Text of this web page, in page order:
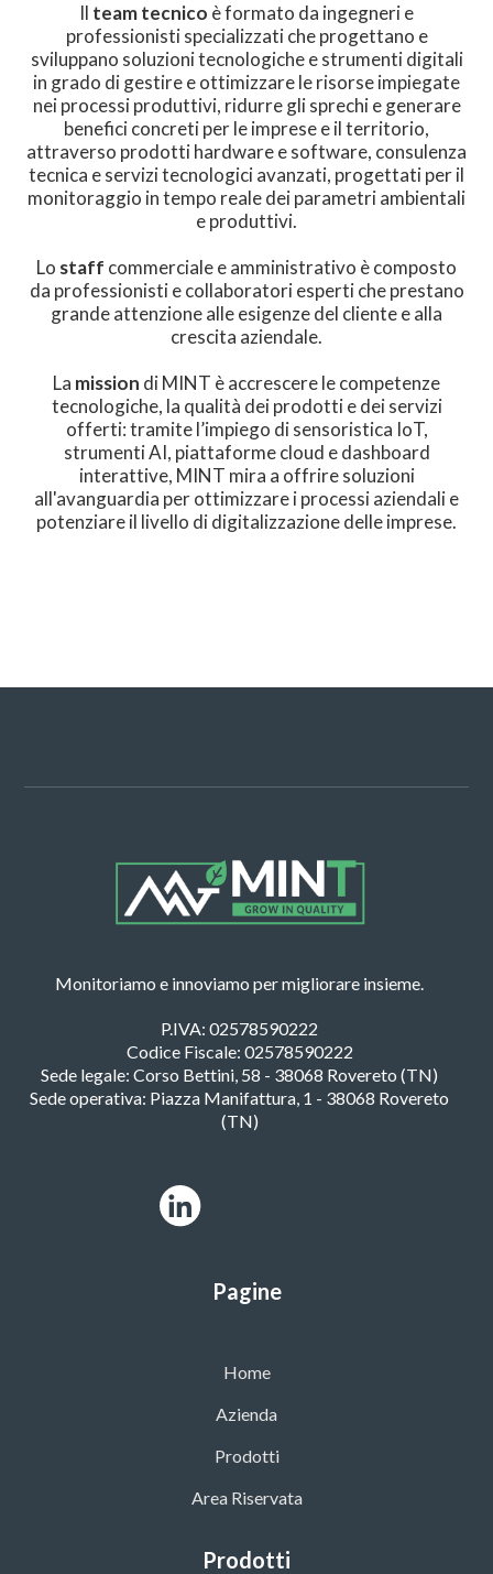
Il teamtecnico è formato da ingegneri e
professionisti specializzati che progettano e
sviluppano soluzioni tecnologiche e strumenti digitali
in grado di gestire e ottimizzare le risorse impiegate
nei processi produttivi, ridurre gli sprechi e generare
benefici concreti per le imprese e il territorio,
attraverso prodotti hardware e software, consulenza
tecnica e servizi tecnologici avanzati, progettati per il
monitoraggio in tempo reale dei parametri ambientali
e produttivi.
Lo staff commerciale e amministrativo è composto
da professionisti e collaboratori esperti che prestano
grande attenzione alle esigenze del cliente e alla
crescita aziendale.
La mission di MINT è accrescere le competenze
tecnologiche, la qualità dei prodotti e dei servizi
offerti: tramite l’impiego di sensoristica IoT,
strumenti AI, piattaforme cloud e dashboard
interattive, MINT mira a offrire soluzioni
all'avanguardia per ottimizzare i processi aziendali e
potenziare il livello di digitalizzazione delle imprese.
Monitoriamo e innoviamo per migliorare insieme.
P.IVA: 02578590222
Codice Fiscale: 02578590222
Sede legale: Corso Bettini, 58 - 38068 Rovereto (TN)
Sede operativa: Piazza Manifattura, 1 - 38068 Rovereto
(TN)
Pagine
Home
Azienda
Prodotti
Area Riservata
Prodotti